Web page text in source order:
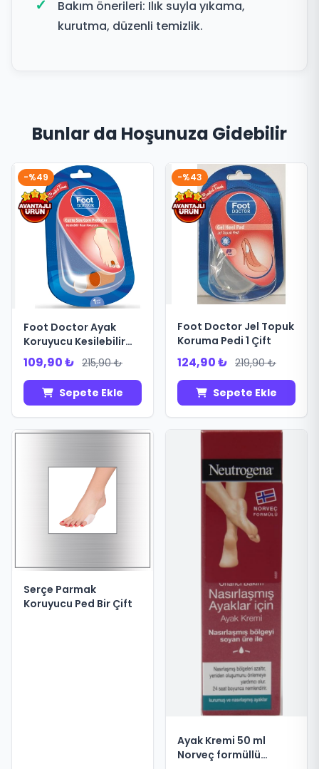
Bakım önerileri: Ilık suyla yıkama,
kurutma, düzenli temizlik.
Bunlar da Hoşunuza Gidebilir
-%49
Foot Doctor Ayak
Koruyucu Kesilebilir
Nasır Yastığı
109,90 ₺ 215,90 ₺
Sepete Ekle
-%43
Foot Doctor Jel Topuk
Koruma Pedi 1 Çift
124,90 ₺ 219,90 ₺
Sepete Ekle
Serçe Parmak
Koruyucu Ped Bir Çift
Ayak Kremi 50 ml
Norveç formüllü